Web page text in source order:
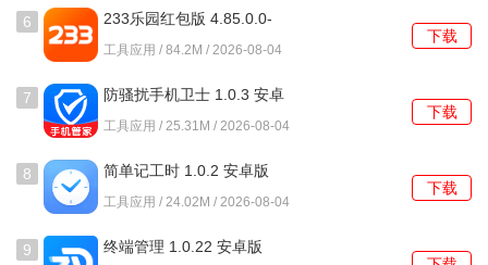
酷玩盒子怎么使用？
1、打开酷玩盒子，进入主界面，你会看到各种游戏推荐和分
类，选择你感兴趣的类型。
2、点击你想要下载的游戏，进入游戏详细页面，查看游戏介
绍和用户评价，确保这是你想玩的游戏。
3、确认后，点击下载按钮，酷玩盒子会自动开始下载游戏，
下载进度会在界面上清晰显示。
6
233乐园红包版 4.85.0.0-
4858767 安卓版
工具应用 / 84.2M / 2026-08-04
下载
7
防骚扰手机卫士 1.0.3 安卓
版
工具应用 / 25.31M / 2026-08-04
下载
8 简单记工时 1.0.2 安卓版
工具应用 / 24.02M / 2026-08-04
下载
9
终端管理 1.0.22 安卓版